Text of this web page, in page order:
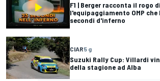
F1 | Berger racconta il rogo
l'equipaggiamento OMP che
secondi d'inferno
CIAR5 g
Suzuki Rally Cup: Villardi
della stagione ad Alba